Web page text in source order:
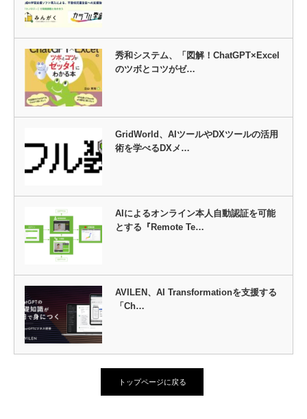
秀和システム、「図解！ChatGPT×Excel
のツボとコツがゼ…
GridWorld、AIツールやDXツールの活用
術を学べるDXメ…
AIによるオンライン本人自動認証を可能
とする『Remote Te…
AVILEN、AI Transformationを支援する
「Ch…
トップページに戻る